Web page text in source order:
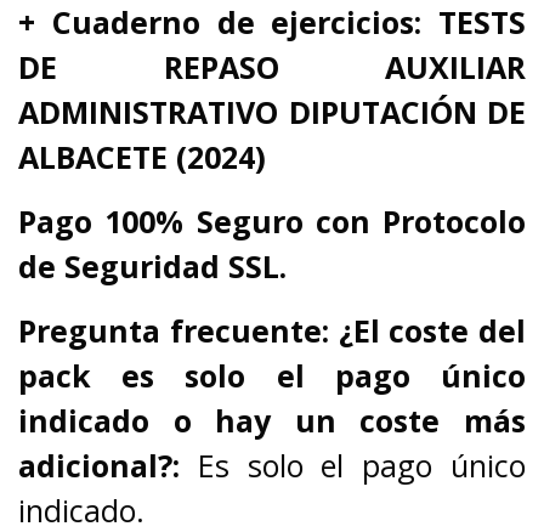
+ Cuaderno de ejercicios: TESTS
DE REPASO AUXILIAR
ADMINISTRATIVO DIPUTACIÓN DE
ALBACETE (2024)
Pago 100% Seguro con Protocolo
de Seguridad SSL.
Pregunta frecuente: ¿El coste del
pack es solo el pago único
indicado o hay un coste más
adicional?: Es solo el pago único
indicado.